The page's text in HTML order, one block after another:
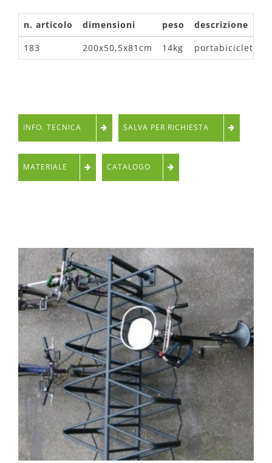
n. articolo dimensioni peso
descrizione
183
200x50,5x81cm 14kg portabiciclette
INFO. TECNICA SALVA PER RICHIESTA
MATERIALE CATALOGO